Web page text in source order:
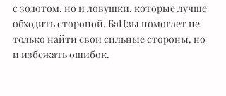
с золотом, но и ловушки, которые лучше
обходить стороной. БаЦзы помогает не
только найти свои сильные стороны, но
и избежать ошибок.